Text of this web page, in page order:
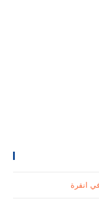
انقرة